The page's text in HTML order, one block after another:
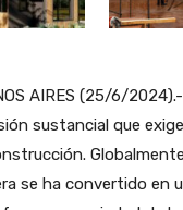
AIRES (25/6/
sustancial que
se ha convertido en